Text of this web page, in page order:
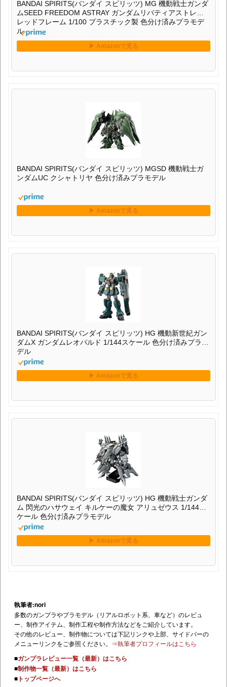
BANDAI SPIRITS(バンダイ スピリッツ) MG 機動戦士ガンダ
ムSEED FREEDOM ASTRAY ガンダムリバティアストレイ
レッドフレーム 1/100 プラスチック製 色分け済みプラモデ
ル
BANDAI SPIRITS(バンダイ スピリッツ) MGSD 機動戦士ガ
ンダムUC クシャトリヤ 色分け済みプラモデル
BANDAI SPIRITS(バンダイ スピリッツ) HG 機動新世紀ガン
ダムX ガンダムレオパルド 1/144スケール 色分け済みプラモ
デル
BANDAI SPIRITS(バンダイ スピリッツ) HG 機動戦士ガンダ
ム 閃光のハサウェイ キルケーの魔女 アリュゼウス 1/144ス
ケール 色分け済みプラモデル
執筆者:nori
多数のガンプラやプラモデル（リアルロボット系、車など）のレビュ
ー、制作アイテム、制作工程や制作方法などをご紹介しています。
その他のレビュー、制作物については下記リンクや上部、サイドバーの
メニューリンクをご参照ください。 ⇒執筆者プロフィールはこちら
■ガンプラレビュー一覧（最新）はこちら
■制作物一覧（最新）はこちら
■ トップページへ